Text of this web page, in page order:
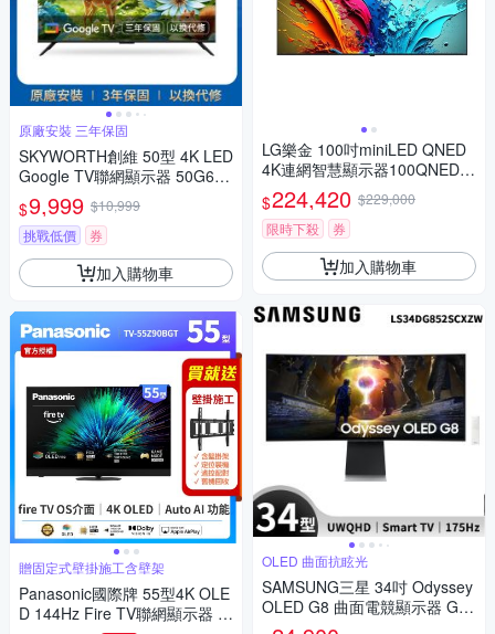
原廠安裝 三年保固
SKYWORTH創維 50型 4K LED
Google TV聯網顯示器 50G660
0K
$9,999 $10,999
挑戰低價
券
加入購物車
贈固定式壁掛施工含壁架
Panasonic國際牌 55型4K OLE
D 144Hz Fire TV聯網顯示器 無
LG樂金 100吋miniLED QNED
4K連網智慧顯示器100QNED8
6BT
$224,420 $229,000
限時下殺
券
加入購物車
OLED 曲面抗眩光
SAMSUNG三星 34吋 Odyssey
OLED G8 曲面電競顯示器 G85
SD S34DG852SC